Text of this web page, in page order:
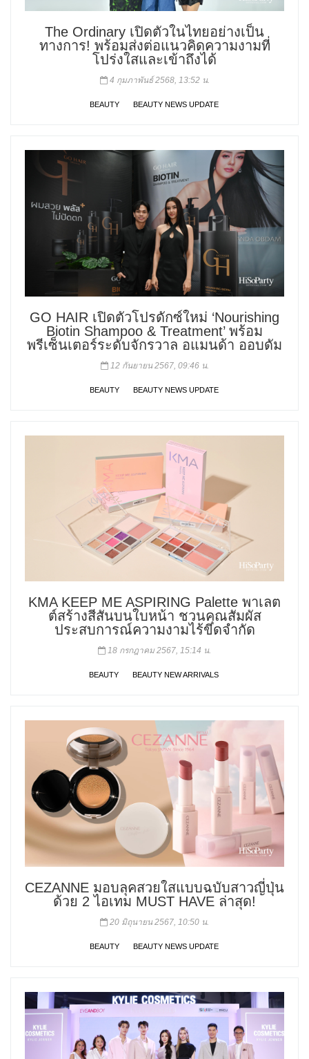
The Ordinary เปิดตัวในไทยอย่างเป็น
ทางการ! พร้อมส่งต่อแนวคิดความงามที่
โปร่งใสและเข้าถึงได้
4 กุมภาพันธ์ 2568, 13:52 น.
BEAUTY BEAUTY NEWS UPDATE
GO HAIR เปิดตัวโปรดักซ์ใหม่ ‘Nourishing
Biotin Shampoo & Treatment’ พร้อม
พรีเซ็นเตอร์ระดับจักรวาล อแมนด้า ออบดัม
12 กันยายน 2567, 09:46 น.
BEAUTY BEAUTY NEWS UPDATE
KMA KEEP ME ASPIRING Palette พาเลต
ต์สร้างสีสันบนใบหน้า ชวนคุณสัมผัส
ประสบการณ์ความงามไร้ขีดจำกัด
18 กรกฎาคม 2567, 15:14 น.
BEAUTY BEAUTY NEW ARRIVALS
CEZANNE มอบลุคสวยใสแบบฉบับสาวญี่ปุ่น
ด้วย 2 ไอเทม MUST HAVE ล่าสุด!
20 มิถุนายน 2567, 10:50 น.
BEAUTY BEAUTY NEWS UPDATE